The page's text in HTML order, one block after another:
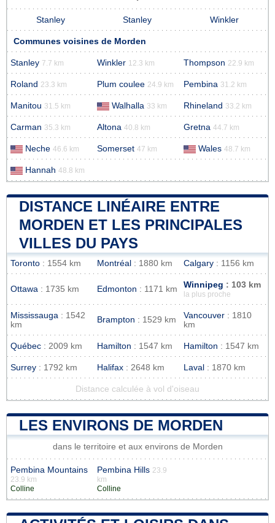
Stanley Stanley Winkler
Communes voisines de Morden
Stanley 7.7 km Winkler 12.3 km Thompson 22.9 km
Roland 23.3 km Plum coulee 24.9 km Pembina 31.2 km
Manitou 31.5 km Walhalla 33 km Rhineland 33.2 km
Carman 35.3 km Altona 40.8 km Gretna 44.7 km
Neche 46.6 km Somerset 47 km Wales 48.7 km
Hannah 48.8 km
DISTANCE LINÉAIRE ENTRE
MORDEN ET LES PRINCIPALES
VILLES DU PAYS
Toronto : 1554 km Montréal : 1880 km Calgary : 1156 km
Ottawa : 1735 km Edmonton : 1171 km Winnipeg : 103 km
la plus proche
Mississauga : 1542
km
Brampton : 1529 km Vancouver : 1810
km
Québec : 2009 km Hamilton : 1547 km Hamilton : 1547 km
Surrey : 1792 km Halifax : 2648 km Laval : 1870 km
Distance calculée à vol d'oiseau
LES ENVIRONS DE MORDEN
dans le territoire et aux environs de Morden
Pembina Mountains
23.9 km
Colline
Pembina Hills 23.9
km
Colline